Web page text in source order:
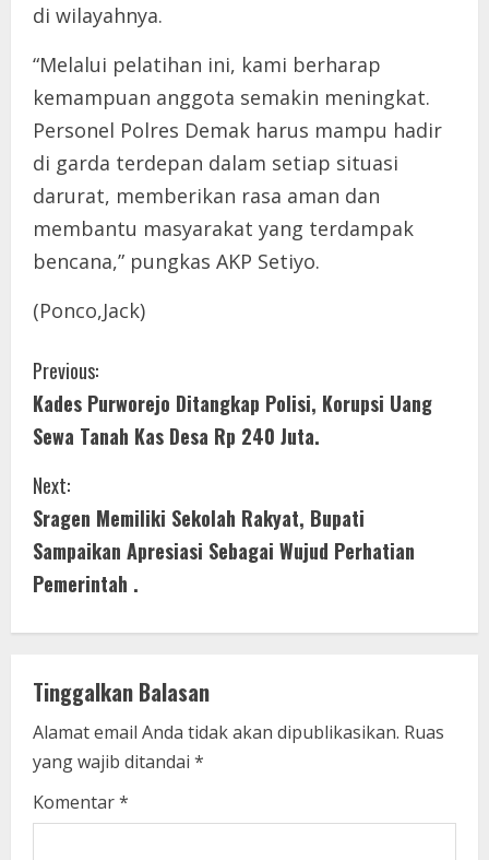
di wilayahnya.
“Melalui pelatihan ini, kami berharap
kemampuan anggota semakin meningkat.
Personel Polres Demak harus mampu hadir
di garda terdepan dalam setiap situasi
darurat, memberikan rasa aman dan
membantu masyarakat yang terdampak
bencana,” pungkas AKP Setiyo.
(Ponco,Jack)
C
o
n
t
i
n
u
e
R
e
a
Previous:
Kades Purworejo Ditangkap Polisi, Korupsi Uang
Sewa Tanah Kas Desa Rp 240 Juta.
Next:
Sragen Memiliki Sekolah Rakyat, Bupati
Sampaikan Apresiasi Sebagai Wujud Perhatian
Pemerintah .
Tinggalkan Balasan
Alamat email Anda tidak akan dipublikasikan. Ruas
yang wajib ditandai *
Komentar*